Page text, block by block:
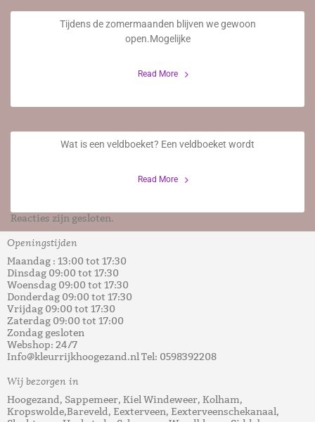
Tijdens de zomermaanden blijven we gewoon
open.Mogelijke
Read More
2 Augustus 2023
Wat is een veldboeket? Een veldboeket wordt
Read More
6 Juni 2023
Reacties zijn gesloten.
Openingstijden
Maandag : 13:00 tot 17:30
Dinsdag 09:00 tot 17:30
Woensdag 09:00 tot 17:30
Donderdag 09:00 tot 17:30
Vrijdag 09:00 tot 17:30
Zaterdag 09:00 tot 17:00
Zondag gesloten
Webshop: 24/7
Info@kleurrijkhoogezand.nl Tel: 0598392208
Wij bezorgen in
Hoogezand, Sappemeer, Kiel Windeweer, Kolham,
Kropswolde,Bareveld, Eexterveen, Eexterveenschekanaal,